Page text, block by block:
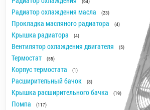
(64)
Радиатор охлаждения масла (23)
Прокладка масляного радиатора (4)
Крышка радиатора (4)
Вентилятор охлаждения двигателя (5)
Термостат (55)
Корпус термостата (1)
Расширительный бачок (8)
Крышка расширительного бачка (19)
Помпа (117)